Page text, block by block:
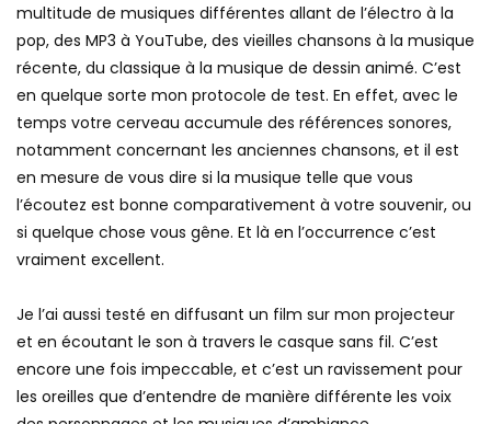
multitude de musiques différentes allant de l’électro à la
pop, des MP3 à YouTube, des vieilles chansons à la musique
récente, du classique à la musique de dessin animé. C’est
en quelque sorte mon protocole de test. En effet, avec le
temps votre cerveau accumule des références sonores,
notamment concernant les anciennes chansons, et il est
en mesure de vous dire si la musique telle que vous
l’écoutez est bonne comparativement à votre souvenir, ou
si quelque chose vous gêne. Et là en l’occurrence c’est
vraiment excellent.
Je l’ai aussi testé en diffusant un film sur mon projecteur
et en écoutant le son à travers le casque sans fil. C’est
encore une fois impeccable, et c’est un ravissement pour
les oreilles que d’entendre de manière différente les voix